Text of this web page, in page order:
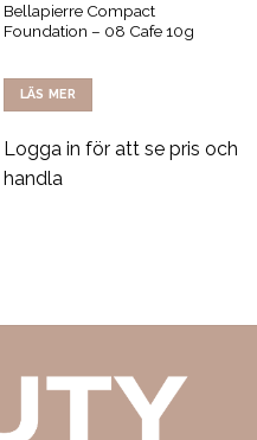
Bellapierre Compact
Foundation – 08 Cafe 10g
LÄS MER
Logga in för att se pris och
handla